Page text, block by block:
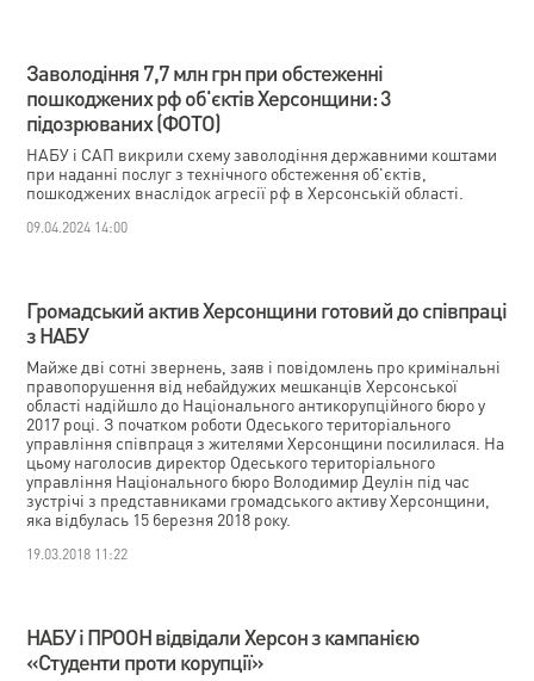
Заволодіння 7,7 млн грн при обстеженні
пошкоджених рф об'єктів Херсонщини: 3
підозрюваних (ФОТО)
НАБУ і САП викрили схему заволодіння державними коштами
при наданні послуг з технічного обстеження об'єктів,
пошкоджених внаслідок агресії рф в Херсонській області.
09.04.2024 14:00
Громадський актив Херсонщини готовий до співпраці
з НАБУ
Майже дві сотні звернень, заяв і повідомлень про кримінальні
правопорушення від небайдужих мешканців Херсонської
області надійшло до Національного антикорупційного бюро у
2017 році. З початком роботи Одеського територіального
управління співпраця з жителями Херсонщини посилилася. На
цьому наголосив директор Одеського територіального
управління Національного бюро Володимир Деулін під час
зустрічі з представниками громадського активу Херсонщини,
яка відбулась 15 березня 2018 року.
19.03.2018 11:22
НАБУ і ПРООН відвідали Херсон з кампанією
«Студенти проти корупції»